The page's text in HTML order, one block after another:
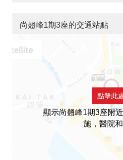
尚翹峰1期3座的交通站點
點擊此
顯示尚翹峰1期3座附
施，醫院